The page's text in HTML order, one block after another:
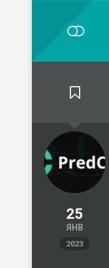
25
ЯНВ
2023